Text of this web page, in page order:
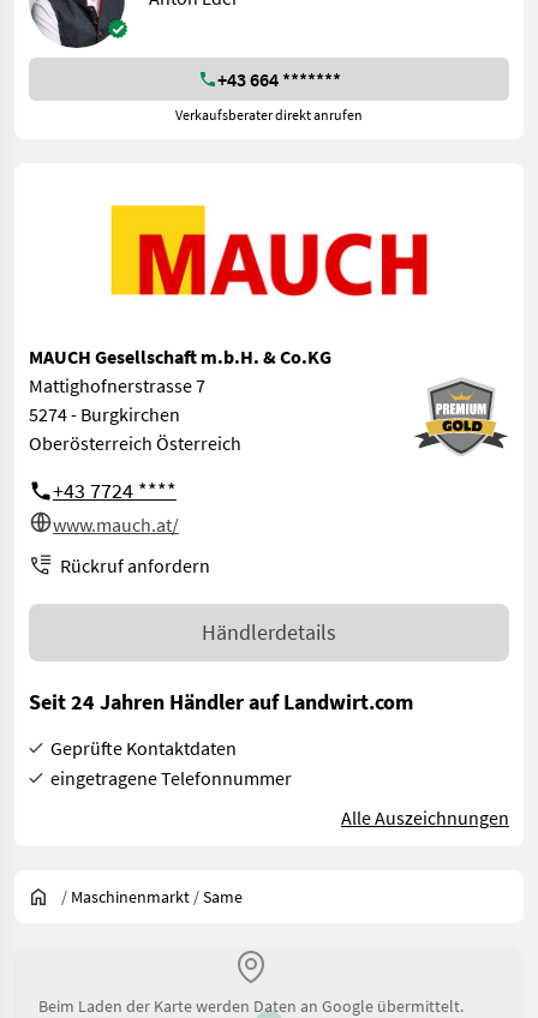
+43 664 *******
Verkaufsberater direkt anrufen
MAUCH Gesellschaft m.b.H. & Co.KG
Mattighofnerstrasse 7
5274 - Burgkirchen
Oberösterreich Österreich
+43 7724 ****
www.mauch.at/
Rückruf anfordern
Händlerdetails
Seit 24 Jahren Händler auf Landwirt.com
Geprüfte Kontaktdaten
eingetragene Telefonnummer
Alle Auszeichnungen
/ Maschinenmarkt /Same
Beim Laden der Karte werden Daten an Google übermittelt.